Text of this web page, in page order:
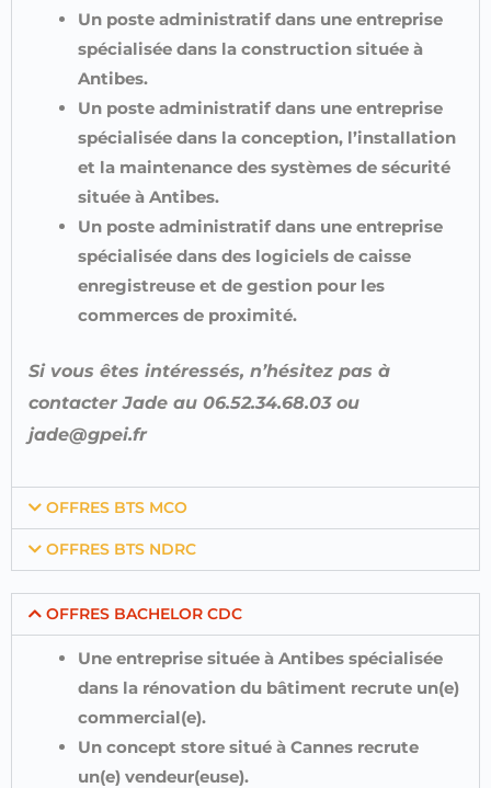
Un poste administratif dans une entreprise
spécialisée dans la construction située à
Antibes.
Un poste administratif dans une entreprise
spécialisée dans la conception, l’installation
et la maintenance des systèmes de sécurité
située à Antibes.
Un poste administratif dans une entreprise
spécialisée dans des logiciels de caisse
enregistreuse et de gestion pour les
commerces de proximité.
Si vous êtes intéressés, n’hésitez pas à
contacter Jade au 06.52.34.68.03 ou
jade@gpei.fr
OFFRES BTS MCO
OFFRES BTS NDRC
OFFRES BACHELOR CDC
Une entreprise située à Antibes spécialisée
dans la rénovation du bâtiment recrute un(e)
commercial(e).
Un concept store situé à Cannes recrute
un(e) vendeur(euse).